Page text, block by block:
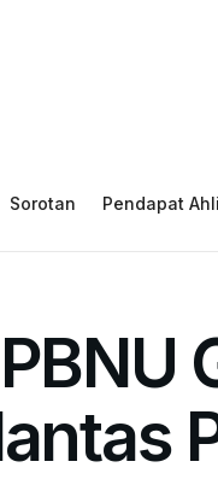
Sorotan Pendapat Ahli